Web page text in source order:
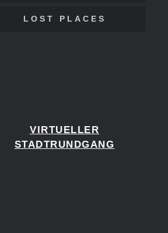
LOST PLACES
VIRTUELLER
STADTRUNDGANG